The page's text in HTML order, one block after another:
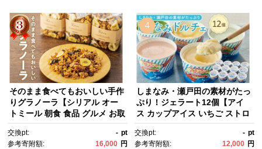
そのまま食べてもおいしい手作
りグラノーラ【シリアル オー
トミール 朝食 食品 グルメ お取
ーツ ミックス クランベリー レ
ーズン プルーン ナッツ はちみ
交換pt: - pt
参考寄附額:
16,000 円
4
しまなみ・瀬戸田の素材がたっ
ぷり！ジェラート12個【アイ
ス カップアイス いちご ストロ
モン シャーベット バニラ 抹
茶 キャラメル みかん 桃 バナ
交換pt: - pt
参考寄附額:
12,000 円